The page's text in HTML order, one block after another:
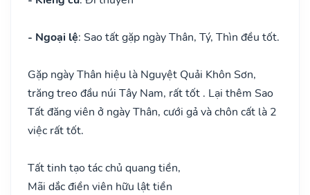
- Ngoại lệ: Sao tất gặp ngày Thân, Tý, Thìn đều tốt.
Gặp ngày Thân hiệu là Nguyệt Quải Khôn Sơn,
trăng treo đầu núi Tây Nam, rất tốt . Lại thêm Sao
Tất đăng viên ở ngày Thân, cưới gả và chôn cất là 2
việc rất tốt.
Tất tinh tạo tác chủ quang tiền,
Mãi dắc điền viên hữu lật tiền